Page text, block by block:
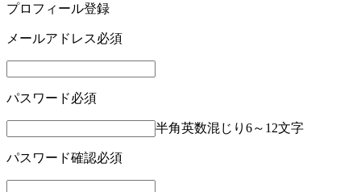
プロフィール登録
メールアドレス必須
パスワード必須
半角英数混じり6～12文字
パスワード確認必須